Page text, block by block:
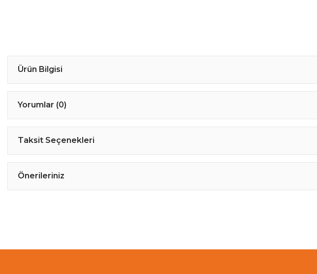
Ürün Bilgisi
Yorumlar (0)
Taksit Seçenekleri
Önerileriniz